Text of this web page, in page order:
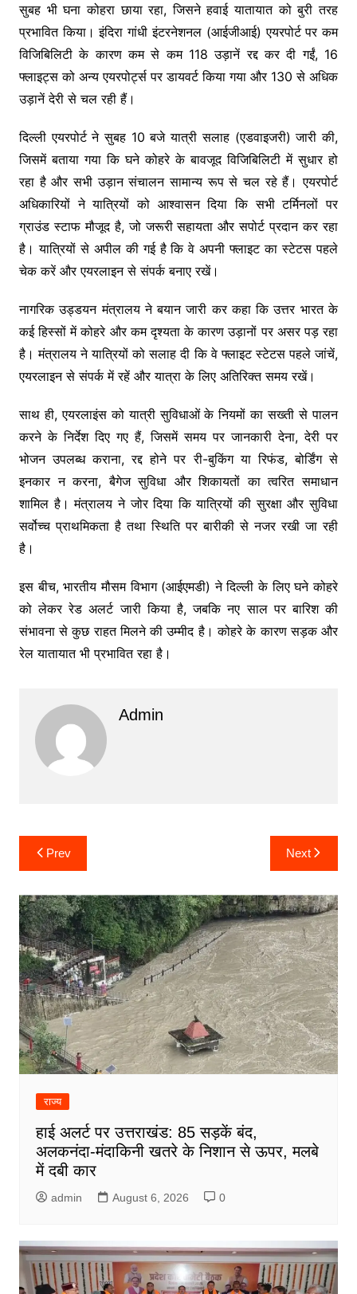
सुबह भी घना कोहरा छाया रहा, जिसने हवाई यातायात को बुरी तरह
प्रभावित किया। इंदिरा गांधी इंटरनेशनल (आईजीआई) एयरपोर्ट पर कम
विजिबिलिटी के कारण कम से कम 118 उड़ानें रद्द कर दी गईं, 16
फ्लाइट्स को अन्य एयरपोर्ट्स पर डायवर्ट किया गया और 130 से अधिक
उड़ानें देरी से चल रही हैं।
दिल्ली एयरपोर्ट ने सुबह 10 बजे यात्री सलाह (एडवाइजरी) जारी की,
जिसमें बताया गया कि घने कोहरे के बावजूद विजिबिलिटी में सुधार हो
रहा है और सभी उड़ान संचालन सामान्य रूप से चल रहे हैं। एयरपोर्ट
अधिकारियों ने यात्रियों को आश्वासन दिया कि सभी टर्मिनलों पर
ग्राउंड स्टाफ मौजूद है, जो जरूरी सहायता और सपोर्ट प्रदान कर रहा
है। यात्रियों से अपील की गई है कि वे अपनी फ्लाइट का स्टेटस पहले
चेक करें और एयरलाइन से संपर्क बनाए रखें।
नागरिक उड्डयन मंत्रालय ने बयान जारी कर कहा कि उत्तर भारत के
कई हिस्सों में कोहरे और कम दृश्यता के कारण उड़ानों पर असर पड़ रहा
है। मंत्रालय ने यात्रियों को सलाह दी कि वे फ्लाइट स्टेटस पहले जांचें,
एयरलाइन से संपर्क में रहें और यात्रा के लिए अतिरिक्त समय रखें।
साथ ही, एयरलाइंस को यात्री सुविधाओं के नियमों का सख्ती से पालन
करने के निर्देश दिए गए हैं, जिसमें समय पर जानकारी देना, देरी पर
भोजन उपलब्ध कराना, रद्द होने पर री-बुकिंग या रिफंड, बोर्डिंग से
इनकार न करना, बैगेज सुविधा और शिकायतों का त्वरित समाधान
शामिल है। मंत्रालय ने जोर दिया कि यात्रियों की सुरक्षा और सुविधा
सर्वोच्च प्राथमिकता है तथा स्थिति पर बारीकी से नजर रखी जा रही
है।
इस बीच, भारतीय मौसम विभाग (आईएमडी) ने दिल्ली के लिए घने कोहरे
को लेकर रेड अलर्ट जारी किया है, जबकि नए साल पर बारिश की
संभावना से कुछ राहत मिलने की उम्मीद है। कोहरे के कारण सड़क और
रेल यातायात भी प्रभावित रहा है।
Admin
Post
navigation
Prev Next
राज्य
हाई अलर्ट पर उत्तराखंड: 85 सड़कें बंद,
अलकनंदा-मंदाकिनी खतरे के निशान से ऊपर, मलबे
में दबी कार
admin August 6, 2026 0